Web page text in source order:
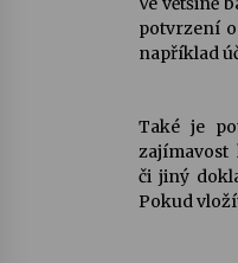
potvrzení
například
Také je
zajímavost
či jiný
Pokud